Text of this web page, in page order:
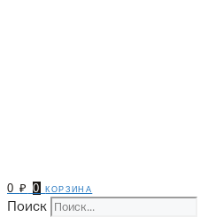
0₽ 0 корзина
Поиск